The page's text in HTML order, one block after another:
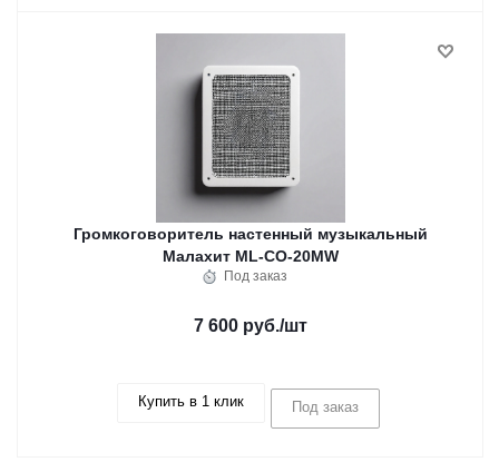
Громкоговоритель настенный музыкальный
Малахит ML-CO-20MW
Под заказ
7 600 руб./шт
Купить в 1 клик Под заказ